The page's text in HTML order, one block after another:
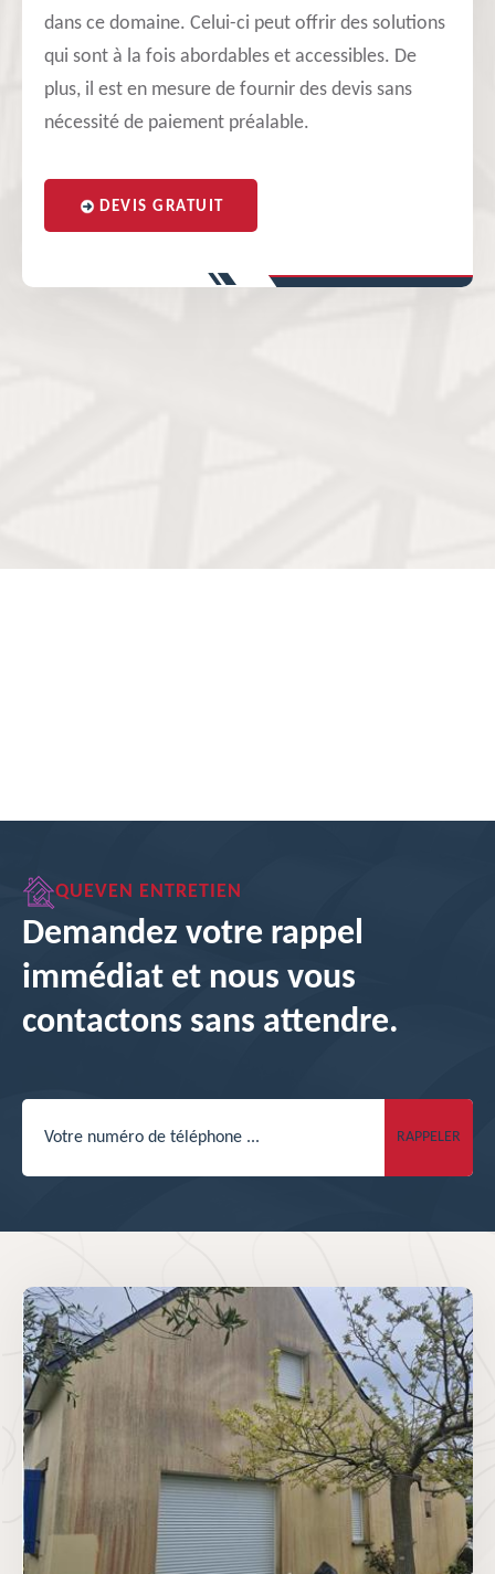
dans ce domaine. Celui-ci peut offrir des solutions
qui sont à la fois abordables et accessibles. De
plus, il est en mesure de fournir des devis sans
nécessité de paiement préalable.
DEVIS GRATUIT
QUEVEN ENTRETIEN
Demandez votre rappel
immédiat et nous vous
contactons sans attendre.